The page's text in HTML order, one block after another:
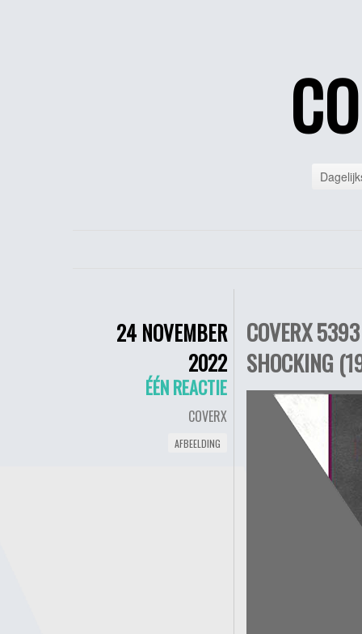
24 NOVEMBER
2022
ÉÉN REACTIE
COVERX
AFBEELDING
COVERX
SHOCKING